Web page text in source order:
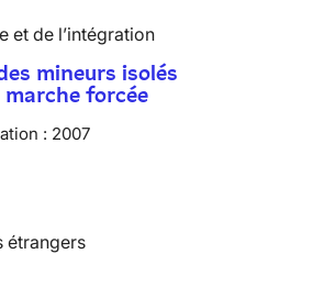
et de l’intégration
mineurs isolés
forcée
: 2007
étrangers